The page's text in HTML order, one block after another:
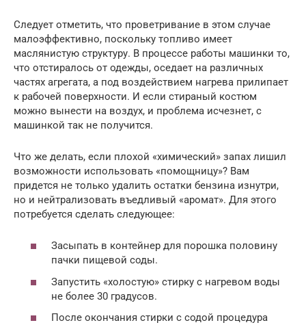
Следует отметить, что проветривание в этом случае
малоэффективно, поскольку топливо имеет
маслянистую структуру. В процессе работы машинки то,
что отстиралось от одежды, оседает на различных
частях агрегата, а под воздействием нагрева прилипает
к рабочей поверхности. И если стираный костюм
можно вынести на воздух, и проблема исчезнет, с
машинкой так не получится.
Что же делать, если плохой «химический» запах лишил
возможности использовать «помощницу»? Вам
придется не только удалить остатки бензина изнутри,
но и нейтрализовать въедливый «аромат». Для этого
потребуется сделать следующее:
Засыпать в контейнер для порошка половину
пачки пищевой соды.
Запустить «холостую» стирку с нагревом воды
не более 30 градусов.
После окончания стирки с содой процедура